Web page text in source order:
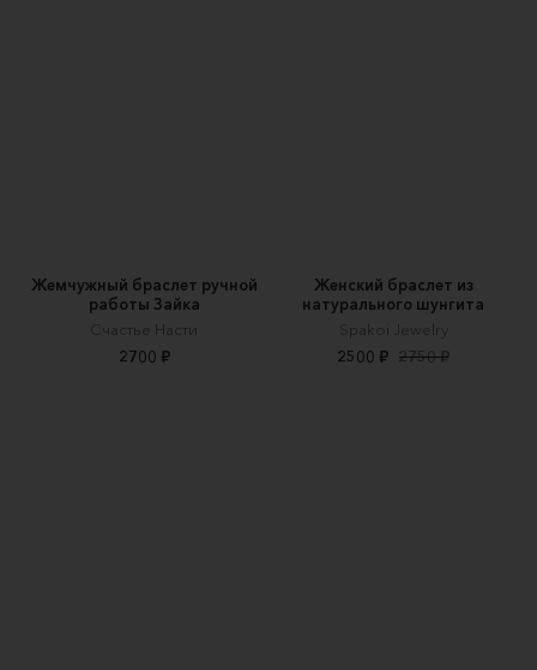
Жемчужный браслет ручной
работы Зайка
Счастье Насти
2700 ₽
Женский браслет из
натурального шунгита
Spakoi Jewelry
2500 ₽ 2750 ₽